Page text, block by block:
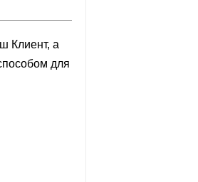
Клиент, а
для